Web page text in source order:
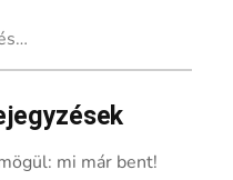
mi már bent!